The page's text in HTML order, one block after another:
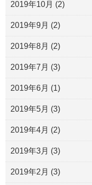
2019年10月 (2)
2019年9月 (2)
2019年8月 (2)
2019年7月 (3)
2019年6月 (1)
2019年5月 (3)
2019年4月 (2)
2019年3月 (3)
2019年2月 (3)